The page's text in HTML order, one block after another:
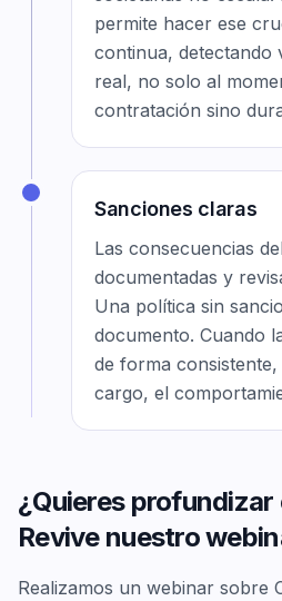
permite hacer ese
continua, detectando
real, no solo al
contratación sino
Sanciones claras
Las consecuencias
documentadas y
Una política sin
documento. Cuando
de forma consistente,
cargo, el
¿Quieres profundizar
Revive nuestro
Realizamos un webinar sobre